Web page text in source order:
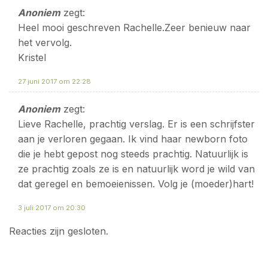
Anoniem zegt:
Heel mooi geschreven Rachelle.Zeer benieuw naar
het vervolg.
Kristel
27 juni 2017 om 22:28
Anoniem zegt:
Lieve Rachelle, prachtig verslag. Er is een schrijfster
aan je verloren gegaan. Ik vind haar newborn foto
die je hebt gepost nog steeds prachtig. Natuurlijk is
ze prachtig zoals ze is en natuurlijk word je wild van
dat geregel en bemoeienissen. Volg je (moeder)hart!
3 juli 2017 om 20:30
Reacties zijn gesloten.